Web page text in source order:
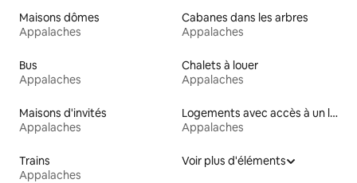
Maisons dômes
Appalaches
Cabanes dans les arbres
Appalaches
Bus
Appalaches
Chalets à louer
Appalaches
Maisons d'invités
Appalaches
Logements avec accès à un lac
Appalaches
Trains
Appalaches
Voir plus d'éléments